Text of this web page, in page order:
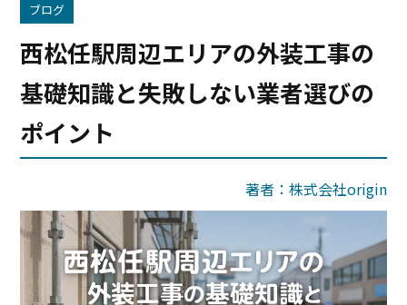
ブログ
西松任駅周辺エリアの外装工事の
基礎知識と失敗しない業者選びの
ポイント
著者：株式会社origin